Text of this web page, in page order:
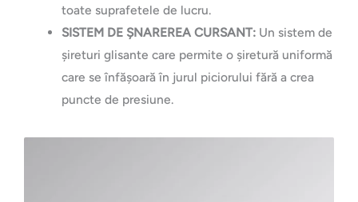
toate suprafetele de lucru.
SISTEM DE ȘNAREREA CURSANT:Un sistem de
șireturi glisante care permite o șiretură uniformă
care se înfășoară în jurul piciorului fără a crea
puncte de presiune.